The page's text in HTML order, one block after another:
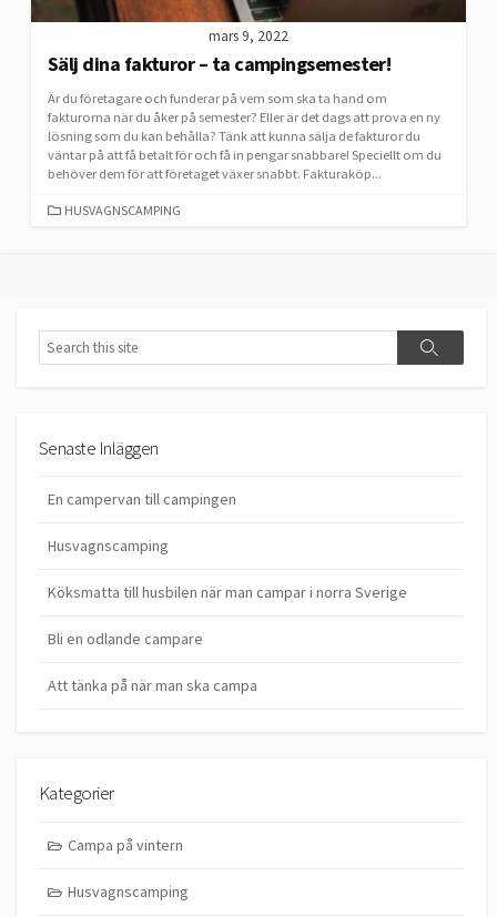
mars 9, 2022
Sälj dina fakturor – ta campingsemester!
Är du företagare och funderar på vem som ska ta hand om
fakturorna när du åker på semester? Eller är det dags att prova en ny
lösning som du kan behålla? Tänk att kunna sälja de fakturor du
väntar på att få betalt för och få in pengar snabbare! Speciellt om du
behöver dem för att företaget växer snabbt. Fakturaköp...
CATEGORIES
HUSVAGNSCAMPING
Search
Search
Senaste Inläggen
En campervan till campingen
Husvagnscamping
Köksmatta till husbilen när man campar i norra Sverige
Bli en odlande campare
Att tänka på när man ska campa
Kategorier
Campa på vintern
Husvagnscamping